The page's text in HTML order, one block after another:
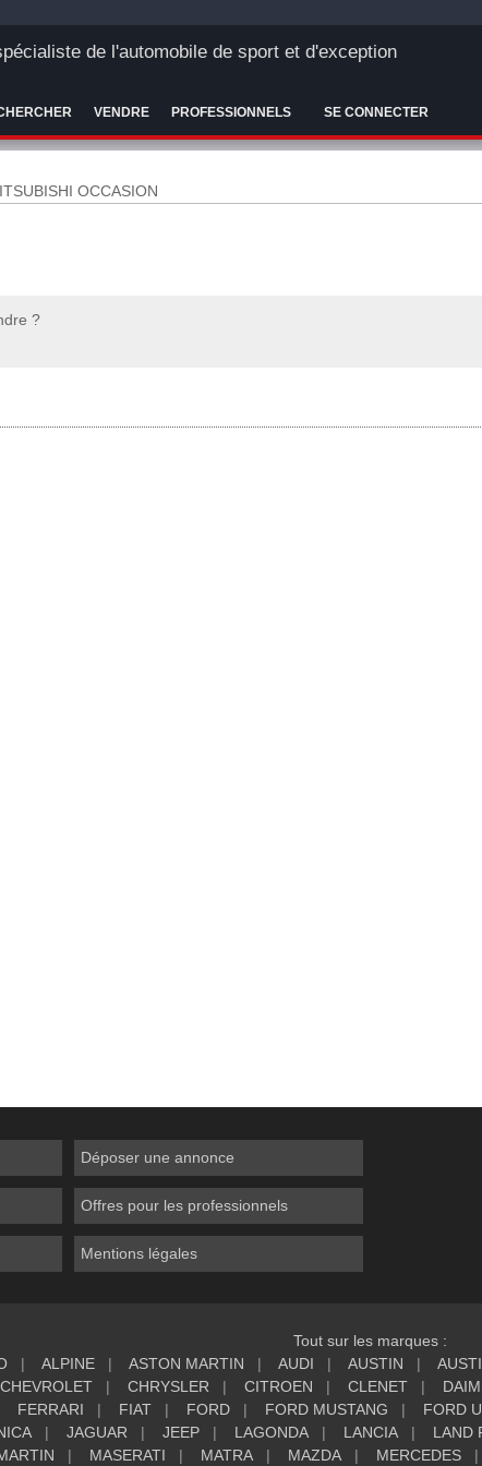
de l'automobile de sport et d'exception
VENDRE PROFESSIONNELS SE CONNECTER
OCCASION
?
Déposer une annonce
Offres pour les professionnels
Mentions légales
Tout sur les marques :
ALPINE ASTON MARTIN AUDI AUSTIN
CHEVROLET CHRYSLER CITROEN CLENET
FERRARI FIAT FORD FORD MUSTANG FORD
JAGUAR JEEP LAGONDA LANCIA LAND
MASERATI MATRA MAZDA MERCEDES